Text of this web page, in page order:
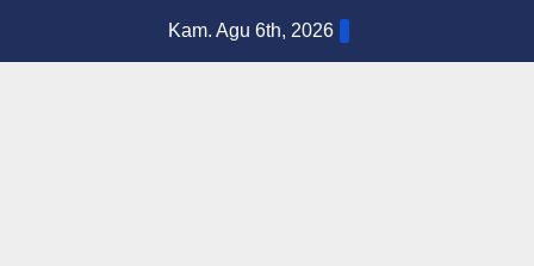
Kam. Agu 6th, 2026